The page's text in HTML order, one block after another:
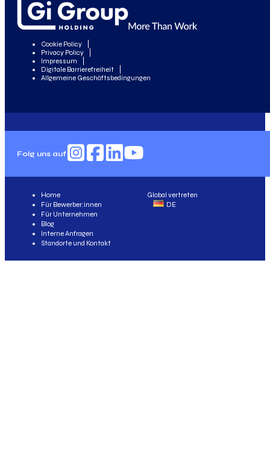
Cookie Policy
Privacy Policy
Impressum
Digitale Barrierefreiheit
Allgemeine Geschäftsbedingungen
Folg uns auf
Global vertreten
DE
Home
Für Bewerber:innen
Für Unternehmen
Blog
Interne Anfragen
Standorte und Kontakt